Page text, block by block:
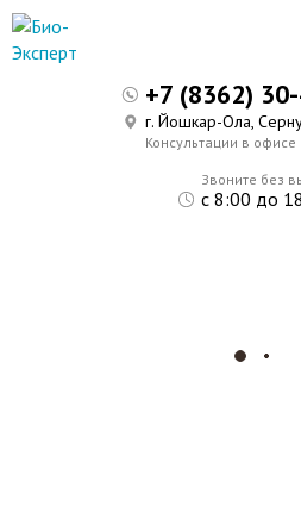
Звоните без
с 8:00 до
+7 (8362)
г. Йошкар-Ола,
Консультации в офисе